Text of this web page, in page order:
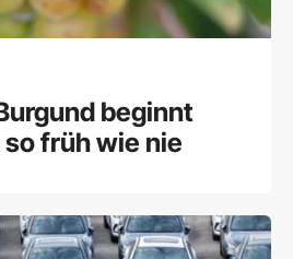
beginnt
früh wie nie